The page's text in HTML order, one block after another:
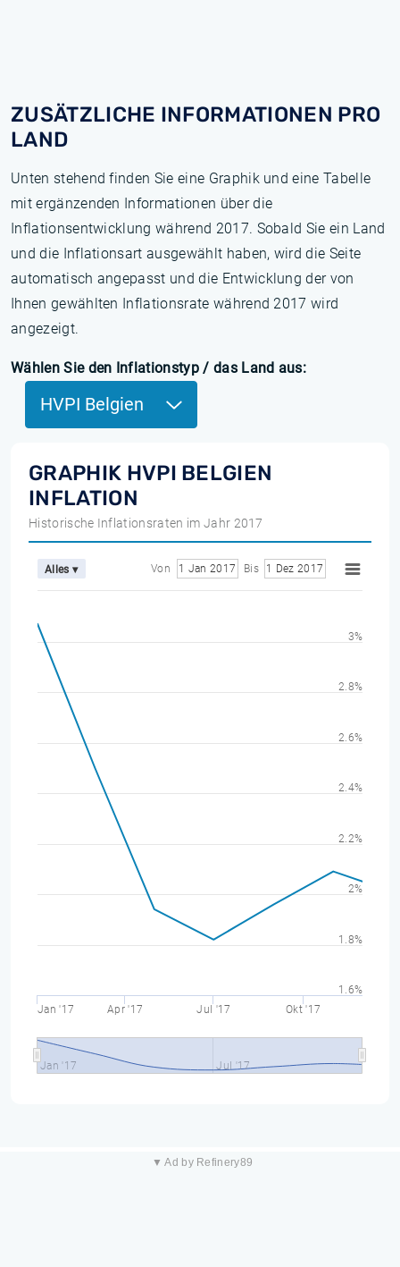
ZUSÄTZLICHE INFORMATIONEN PRO
LAND
Unten stehend finden Sie eine Graphik und eine Tabelle
mit ergänzenden Informationen über die
Inflationsentwicklung während 2017. Sobald Sie ein Land
und die Inflationsart ausgewählt haben, wird die Seite
automatisch angepasst und die Entwicklung der von
Ihnen gewählten Inflationsrate während 2017 wird
angezeigt.
Wählen Sie den Inflationstyp / das Land aus:
HVPI Belgien
GRAPHIK HVPI BELGIEN
INFLATION
Historische Inflationsraten im Jahr 2017
Alles ▾ Von 1 Jan 2017 Bis 1 Dez 2017
Jan '17 Apr '17 Jul '17 Okt '17
Jan '17 Jul '17
1.6%
1.8%
2%
2.2%
2.4%
2.6%
2.8%
3%
▼ Ad by Refinery89